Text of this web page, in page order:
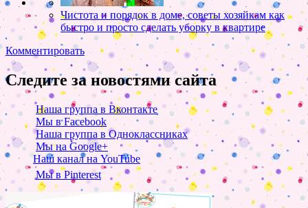
Чистота и порядок в доме, советы хозяйкам как
быстро и просто сделать уборку в квартире
Комментировать
Следите за новостями сайта
Наша группа в Вконтакте
Мы в Facebook
Наша группа в Одноклассниках
Мы на Google+
Наш канал на YouTube
Мы в Pinterest